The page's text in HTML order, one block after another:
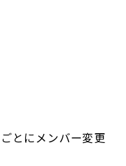
とにメンバー変更